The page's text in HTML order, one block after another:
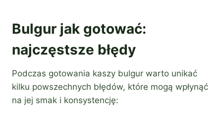
Bulgur jak gotować:
najczęstsze błędy
Podczas gotowania kaszy bulgur warto unikać
kilku powszechnych błędów, które mogą wpłynąć
na jej smak i konsystencję: